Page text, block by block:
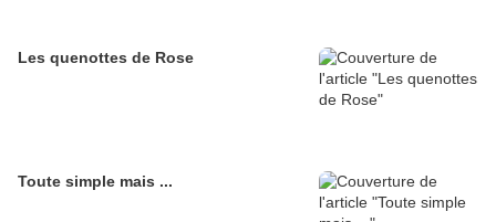
Les quenottes de Rose
Toute simple mais ...